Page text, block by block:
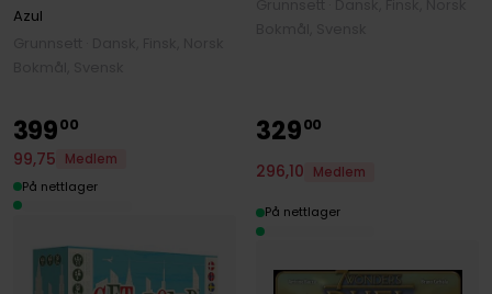
Azul
39900
99,75
Medlem
På nettlager
32900
296,10 Medlem
På nettlager